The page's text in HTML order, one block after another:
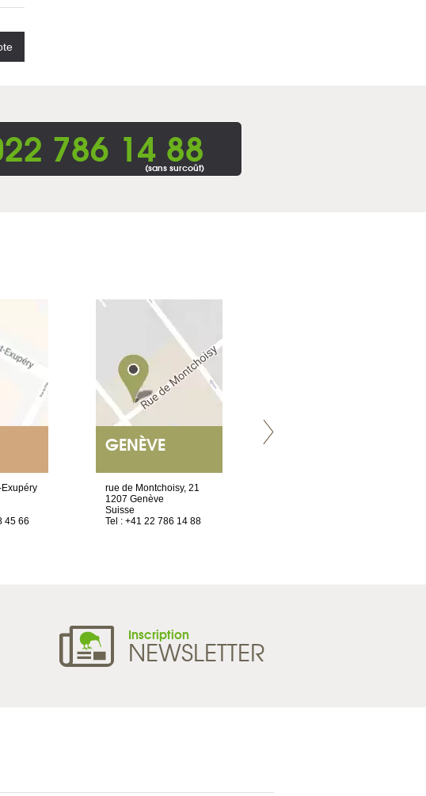
786 14 88
(sans surcoût)
Exupéry
45 66
GENÈVE
rue de Montchoisy, 21
1207 Genève
Suisse
Tel : +41 22 786 14 88
Inscription
NEWSLETTER